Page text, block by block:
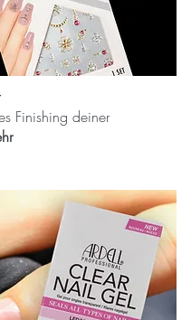
Finishing deiner